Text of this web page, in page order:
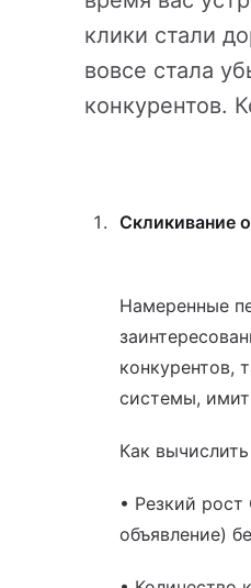
оплатой
и услуг
клики стали
вовсе стала
конкурентов.
Скликивание
Намеренные
конкурентов,
системы,
Как
• Резкий
объявление)